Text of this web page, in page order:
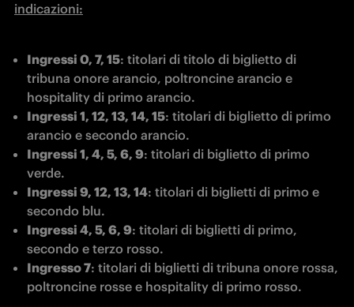
indicazioni:
Ingressi 0, 7, 15: titolari di titolo di biglietto di
tribuna onore arancio, poltroncine arancio e
hospitality di primo arancio.
Ingressi 1, 12, 13, 14, 15: titolari di biglietto di primo
arancio e secondo arancio.
Ingressi 1, 4, 5, 6, 9: titolari di biglietto di primo
verde.
Ingressi 9, 12, 13, 14: titolari di biglietti di primo e
secondo blu.
Ingressi 4, 5, 6, 9: titolari di biglietti di primo,
secondo e terzo rosso.
Ingresso 7: titolari di biglietti di tribuna onore rossa,
poltroncine rosse e hospitality di primo rosso.